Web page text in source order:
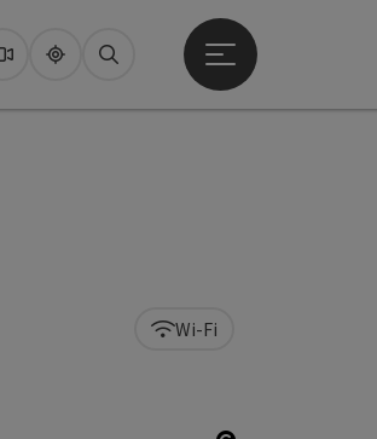
WebcamsUpperguide
Zoeken
Startmenu openen
Wi-Fi